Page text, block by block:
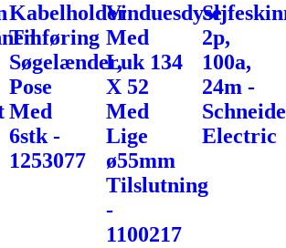
Kabelholder
Til
Søgelænder,
Pose
Med
6stk -
1253077
Vinduesdyse
Med
Luk 134
X 52
Med
Lige
ø55mm
Tilslutning
-
1100217
2p,
100a,
24m -
Electric